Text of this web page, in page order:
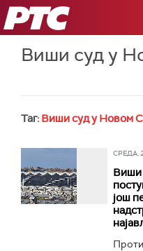
РТС
Виши суд у
Таг: Виши суд у Новом
СРЕДА,
Виши
још